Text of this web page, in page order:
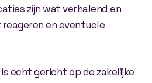
zijn wat verhalend en
en eventuele
echt gericht op de zakelijke